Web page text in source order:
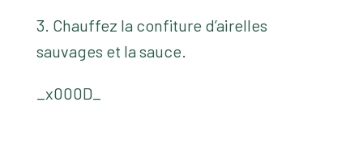
3. Chauffez la confiture d’airelles
sauvages et la sauce.
_x000D_